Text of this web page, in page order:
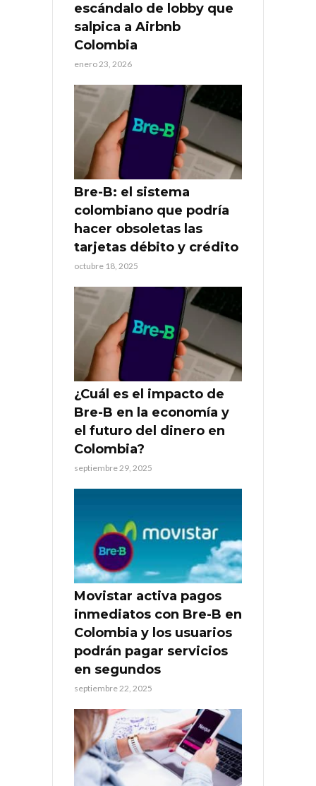
escándalo de lobby que
salpica a Airbnb
Colombia
enero 23, 2026
Bre-B: el sistema
colombiano que podría
hacer obsoletas las
tarjetas débito y crédito
octubre 18, 2025
¿Cuál es el impacto de
Bre-B en la economía y
el futuro del dinero en
Colombia?
septiembre 29, 2025
Movistar activa pagos
inmediatos con Bre-B en
Colombia y los usuarios
podrán pagar servicios
en segundos
septiembre 22, 2025